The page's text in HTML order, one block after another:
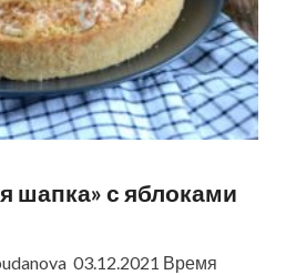
шапка» с яблоками
03.12.2021 Время